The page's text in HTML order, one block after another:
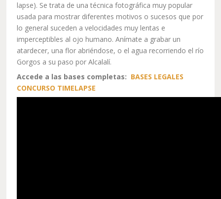
lapse). Se trata de una técnica fotográfica muy popular
usada para mostrar diferentes motivos o sucesos que por
lo general suceden a velocidades muy lentas e
imperceptibles al ojo humano. Anímate a grabar un
atardecer, una flor abriéndose, o el agua recorriendo el río
Gorgos a su paso por Alcalalí.
Accede a las bases completas: BASES LEGALES
CONCURSO TIMELAPSE